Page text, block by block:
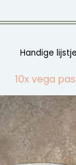
Handige
10x vega